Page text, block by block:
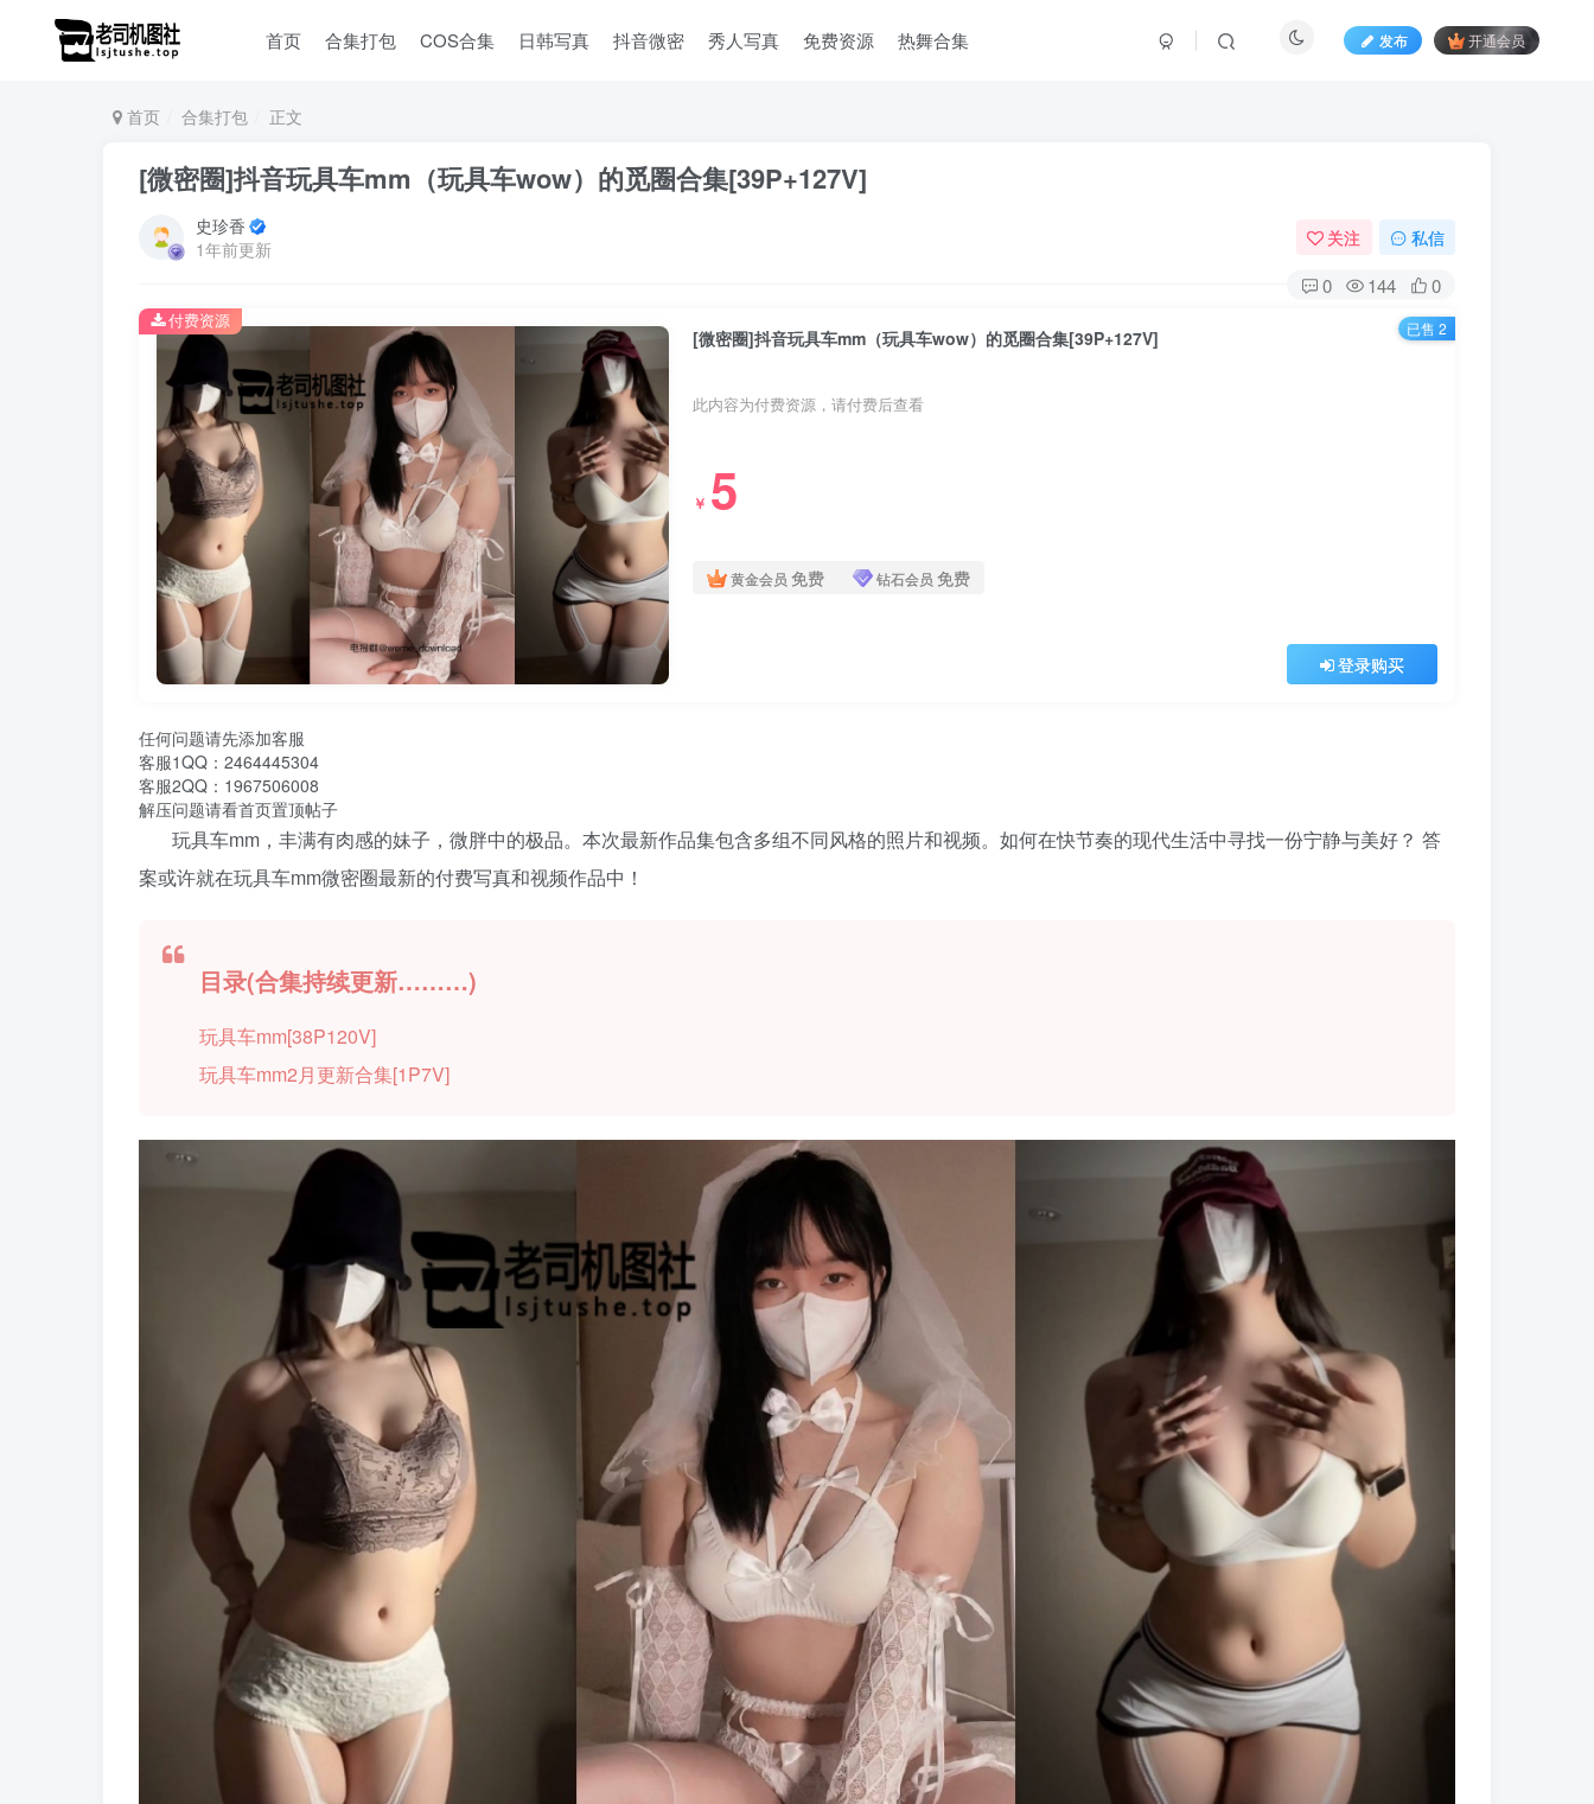
首页 合集打包 COS合集 日韩写真 抖音微密 秀人写真 免费资源 热舞合集 发布 开通会员
首页 合集打包 正文
[微密圈]抖音玩具车mm（玩具车wow）的觅圈合集[39P+127V]
史珍香
1年前更新
关注 私信
0 144 0
[微密圈]抖音玩具车mm（玩具车wow）的觅圈合集[39P+127V]
此内容为付费资源，请付费后查看
￥ 5
黄金会员 免费 钻石会员 免费
登录购买
付费资源 已售 2
任何问题请先添加客服
客服1QQ：2464445304
客服2QQ：1967506008
解压问题请看首页置顶帖子
玩具车mm，丰满有肉感的妹子，微胖中的极品。本次最新作品集包含多组不同风格的照片和视频。如何在快节奏的现代生活中寻找一份宁静与美好？ 答
案或许就在玩具车mm微密圈最新的付费写真和视频作品中！
目录(合集持续更新………)
玩具车mm[38P120V]
玩具车mm2月更新合集[1P7V]